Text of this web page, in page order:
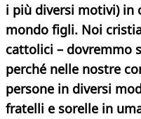
i più diversi motivi) in
mondo figli. Noi
cattolici – dovremmo
perché nelle nostre
persone in diversi
fratelli e sorelle in